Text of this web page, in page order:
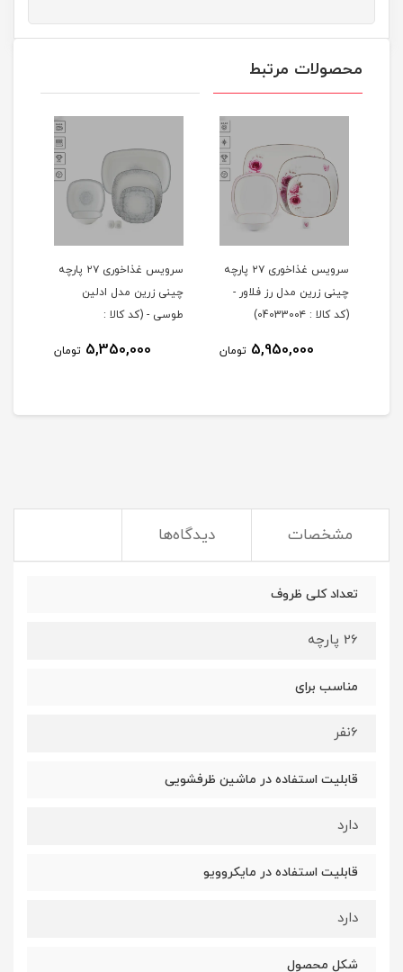
محصولات مرتبط
سرویس غذاخوری ۲۷ پارچه
چینی زرین مدل رز فلاور -
(کد کالا : 0403300۴)
5,950,000 تومان
سرویس غذاخوری ۲۷ پارچه
چینی زرین مدل ادلین
طوسی - (کد کالا :
5,350,000 تومان
مشخصات دیدگاه‌ها
تعداد کلی ظروف
26 پارچه
مناسب برای
6نفر
قابلیت استفاده در ماشین ظرفشویی
دارد
قابلیت استفاده در مایکروویو
دارد
شکل محصول